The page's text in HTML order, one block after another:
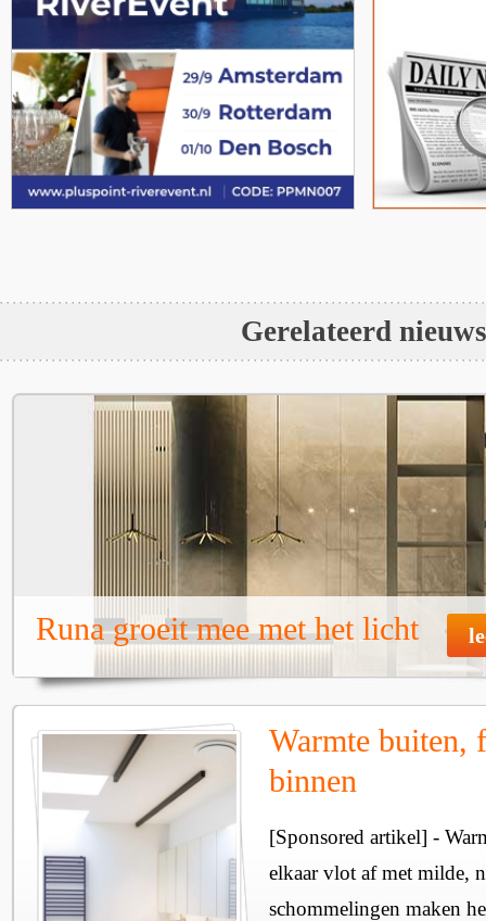
Gerelateerd nieuws
Runa groeit mee met het licht
Warmte buiten,
binnen
[Sponsored artikel] -
elkaar vlot af met milde,
schommelingen maken